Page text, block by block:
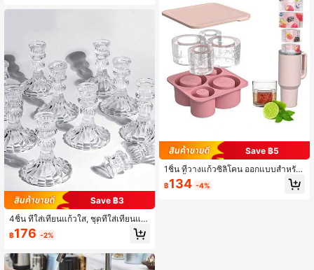
Save ฿3
4ชิ้น ที่ใส่เทียนแก้วใส, ชุดที่ใส่เทียนแก้
วคริสตัลนูนลายวินเทจ, ที่ใส่เทียนทรงก
รวยคริสตัล, เหมาะสำหรับโต๊ะอาหาร, ง
ถ์, ของตกแต่งบ้าน
฿176 -2%
Save ฿5
1ชิ้น ที่วางแก้วซิลิโคน ออกแบบสำหรับ
ขวดน้ำกีฬา ตัวเลือกหลายสีพร้อมฝาปิ
ด; ถาดน้ำแข็งซิลิโคน ทำน้ำแข็งทรงกร
฿134 -4%